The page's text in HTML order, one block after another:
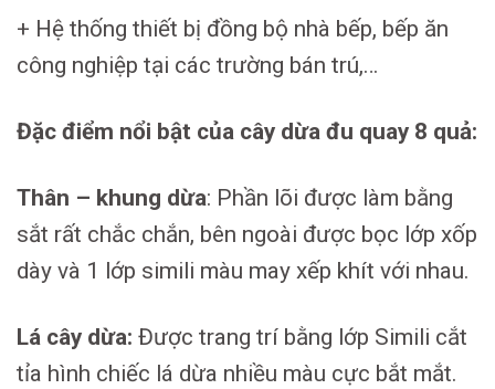
+ Hệ thống thiết bị đồng bộ nhà bếp, bếp ăn
công nghiệp tại các trường bán trú,…
Đặc điểm nổi bật của cây dừa đu quay 8 quả:
Thân – khung dừa: Phần lõi được làm bằng
sắt rất chắc chắn, bên ngoài được bọc lớp xốp
dày và 1 lớp simili màu may xếp khít với nhau.
Lá cây dừa: Được trang trí bằng lớp Simili cắt
tỉa hình chiếc lá dừa nhiều màu cực bắt mắt.